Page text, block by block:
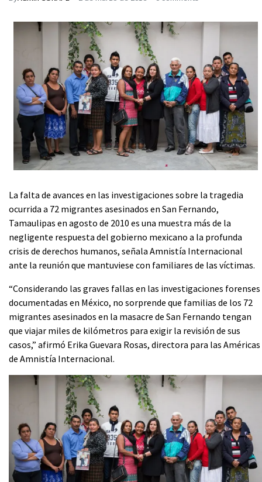
La falta de avances en las investigaciones sobre la tragedia
ocurrida a 72 migrantes asesinados en San Fernando,
Tamaulipas en agosto de 2010 es una muestra más de la
negligente respuesta del gobierno mexicano a la profunda
crisis de derechos humanos, señala Amnistía Internacional
ante la reunión que mantuviese con familiares de las víctimas.
“Considerando las graves fallas en las investigaciones forenses
documentadas en México, no sorprende que familias de los 72
migrantes asesinados en la masacre de San Fernando tengan
que viajar miles de kilómetros para exigir la revisión de sus
casos,” afirmó Erika Guevara Rosas, directora para las Américas
de Amnistía Internacional.